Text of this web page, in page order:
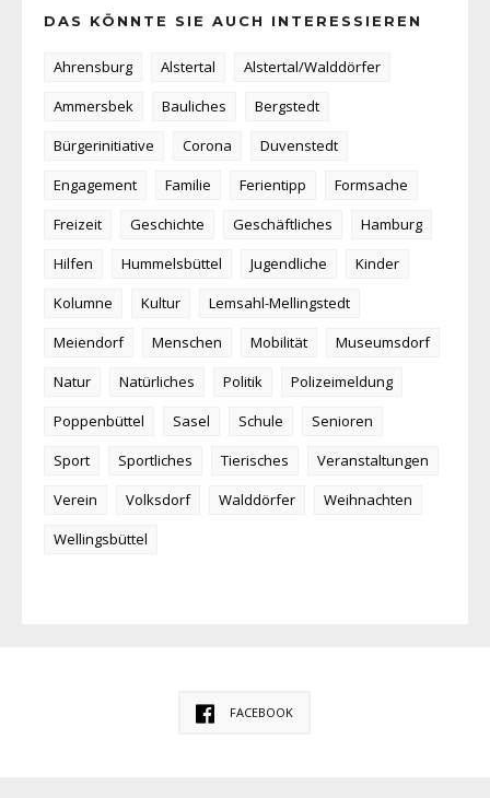
DAS KÖNNTE SIE AUCH INTERESSIEREN
Ahrensburg Alstertal
Alstertal/Walddörfer
Ammersbek
Bauliches
Bergstedt
Bürgerinitiative
Corona
Duvenstedt
Engagement
Familie Ferientipp
Formsache
Freizeit
Geschichte Geschäftliches
Hamburg
Hilfen
Hummelsbüttel Jugendliche
Kinder
Kolumne
Kultur
Lemsahl-Mellingstedt
Meiendorf
Menschen Mobilität
Museumsdorf
Natur
Natürliches Politik
Polizeimeldung
Poppenbüttel
Sasel Schule
Senioren
Sport
Sportliches Tierisches
Veranstaltungen
Verein
Volksdorf Walddörfer
Weihnachten
Wellingsbüttel
FACEBOOK